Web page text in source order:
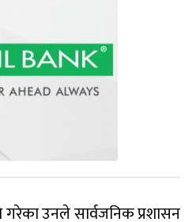
गरेका उनले सार्वजनिक प्रशासन